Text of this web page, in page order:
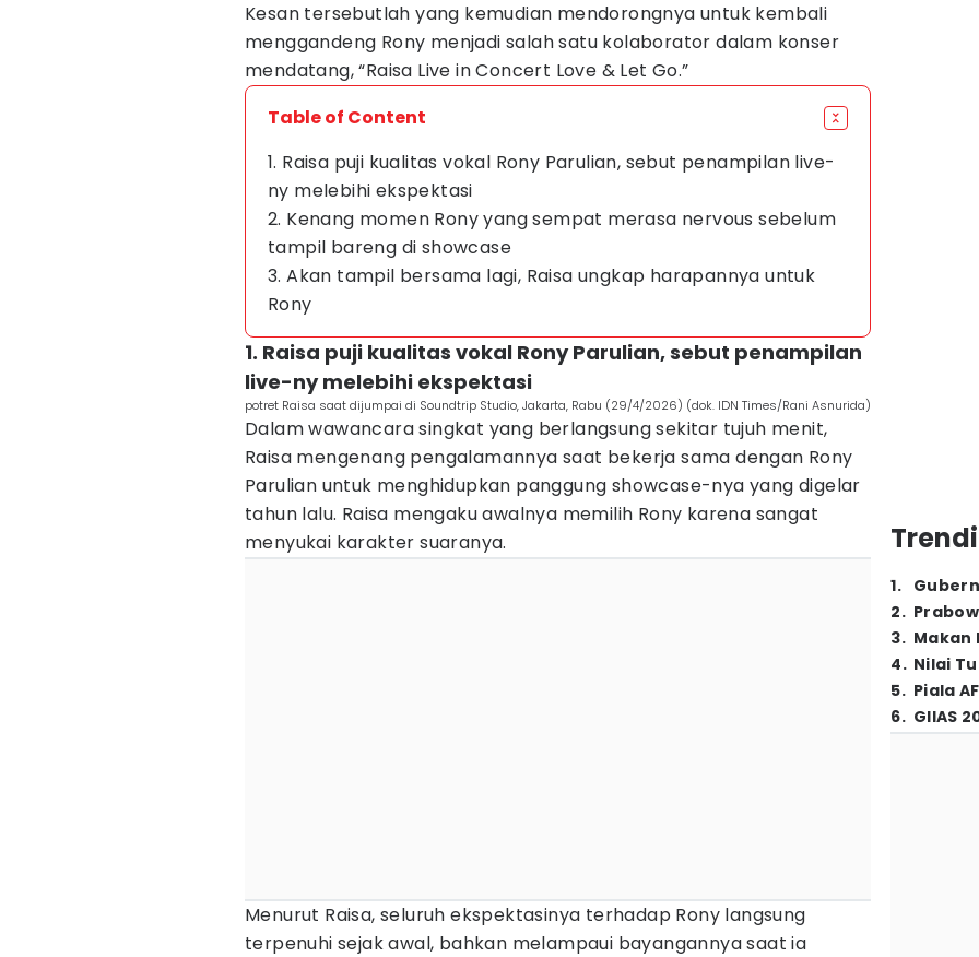
Kesan tersebutlah yang kemudian mendorongnya untuk kembali
menggandeng Rony menjadi salah satu kolaborator dalam konser
mendatang, “Raisa Live in Concert Love & Let Go.”
Table of Content
1. Raisa puji kualitas vokal Rony Parulian, sebut penampilan live-
ny melebihi ekspektasi
2. Kenang momen Rony yang sempat merasa nervous sebelum
tampil bareng di showcase
3. Akan tampil bersama lagi, Raisa ungkap harapannya untuk
Rony
1. Raisa puji kualitas vokal Rony Parulian, sebut penampilan
live-ny melebihi ekspektasi
potret Raisa saat dijumpai di Soundtrip Studio, Jakarta, Rabu (29/4/2026) (dok. IDN Times/Rani Asnurida)
Dalam wawancara singkat yang berlangsung sekitar tujuh menit,
Raisa mengenang pengalamannya saat bekerja sama dengan Rony
Parulian untuk menghidupkan panggung showcase-nya yang digelar
tahun lalu. Raisa mengaku awalnya memilih Rony karena sangat
menyukai karakter suaranya.
Menurut Raisa, seluruh ekspektasinya terhadap Rony langsung
terpenuhi sejak awal, bahkan melampaui bayangannya saat ia
1.
2.
3. Makan
4. Nilai
5. Piala
6. GIIAS